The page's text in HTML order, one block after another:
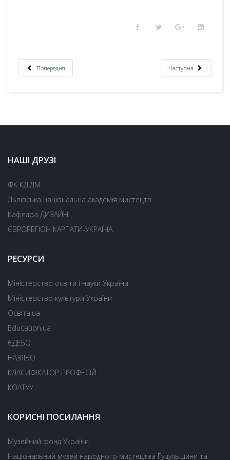
Попередня Наступна
НАШІ ДРУЗІ
ФК КДІДМ
Львівська національна академія мистецтв
Кафедра ДИЗАЙН
ЄВРОРЕГІОН КАРПАТИ-УКРАЇНА
РЕСУРСИ
Міністерство освіти і науки України
Міністерство культури України
Освіта.ua
Education.ua
ЄДЕБО
НАЗЯВО
КЛАСИФІКАТОР ПРОФЕСІЙ
КОАТУУ
КОРИСНІ ПОСИЛАННЯ
Музейний фонд України
Національний музей народного мистецтва Гуцульщини та